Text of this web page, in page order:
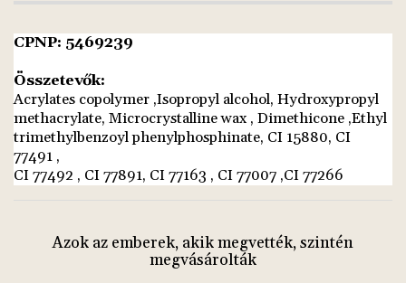
CPNP: 5469239
Összetevők:
Acrylates copolymer ,Isopropyl alcohol, Hydroxypropyl
methacrylate, Microcrystalline wax , Dimethicone ,Ethyl
trimethylbenzoyl phenylphosphinate, CI 15880, CI
77491 ,
CI 77492 , CI 77891, CI 77163 , CI 77007 ,CI 77266
Azok az emberek, akik megvették, szintén
megvásárolták